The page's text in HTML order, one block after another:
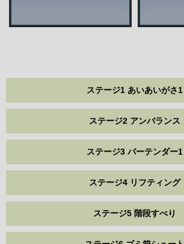
ステージ1 あいあいがさ1
ステージ2 アンバランス
ステージ3 バーテンダー1
ステージ4 リフティング
ステージ5 階段すべり